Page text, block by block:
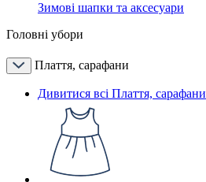
Зимові шапки та аксесуари
Головні убори
Плаття, сарафани
Дивитися всі Плаття, сарафани